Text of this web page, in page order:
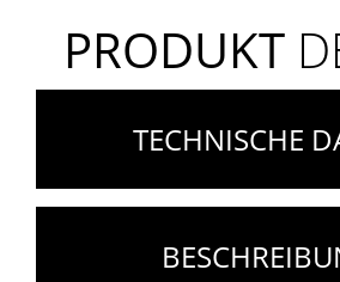
PRODUKT
TECHNISCHE